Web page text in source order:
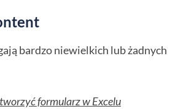
bardzo niewielkich lub żadnych
formularz w Excelu